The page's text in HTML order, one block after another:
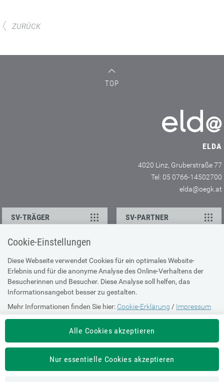
Cookie-Einstellungen
Diese Webseite verwendet Cookies für ein optimales Website-
Erlebnis und für die anonyme Analyse des Online-Verhaltens der
Besucherinnen und Besucher. Diese Analyse soll helfen, das
Informationsangebot besser zu gestalten.
Mehr Informationen finden Sie hier: Cookie-Erklärung / Impressum
Alle Cookies akzeptieren
Nur essentielle Cookies akzeptieren
ZURÜCK
TOP
ELDA
4020 Linz, Gruberstraße 77
Tel: 05 0766-14502700
elda@oegk.at
SV-TRÄGER SV-PARTNER
KONTAKT
Ansprechpartner
Feedback
ÜBER UNS
Sitemap